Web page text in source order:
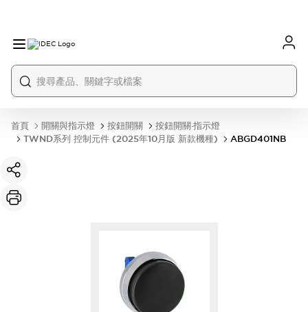
首頁 開關與指示燈 按鈕開關
按鈕開關·指示燈
TWND系列 控制元件 (2025年10月版 新款機種)
ABGD401NB